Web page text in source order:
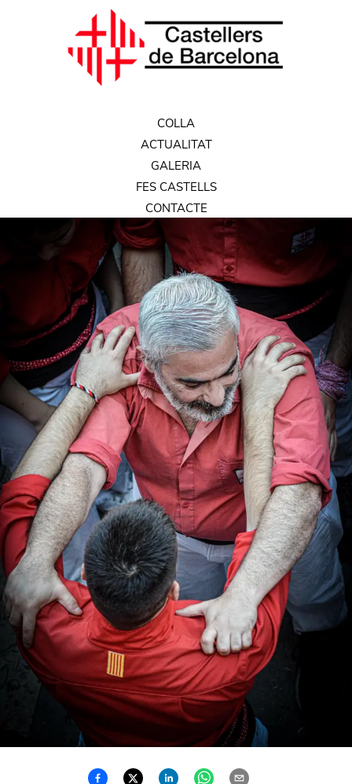
COLLA
ACTUALITAT
GALERIA
FES CASTELLS
CONTACTE